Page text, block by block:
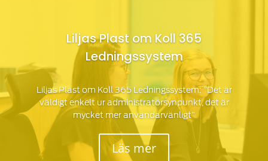
Liljas Plast om Koll 365
Ledningssystem
Liljas Plast om Koll 365 Ledningssystem: ”Det är
väldigt enkelt ur administratörsynpunkt, det är
mycket mer användarvänligt”
Läs mer